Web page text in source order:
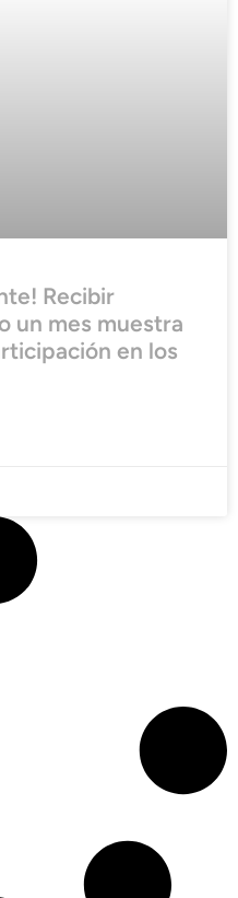
Recibir
un mes muestra
en los